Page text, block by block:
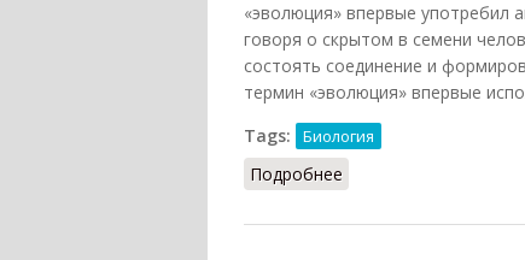
«эволюция» впервые употребил
говоря о скрытом в семени
состоять соединение и
термин «эволюция» впервые
Tags:
Биология
Подробнее